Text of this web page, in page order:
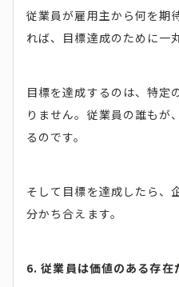
従業員が雇用主から何を期
れば、目標達成のために一
目標を達成するのは、特定
りません。従業員の誰もが
るのです。
そして目標を達成したら、
分かち合えます。
6. 従業員は価値のある存在